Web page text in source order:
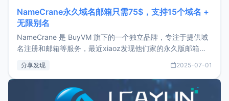
NameCrane永久域名邮箱只需75$，支持15个域名 +
无限别名
NameCrane 是 BuyVM 旗下的一个独立品牌，专注于提供域
名注册和邮箱等服务，最近xiaoz发现他们家的永久版邮箱服
又实惠的域名邮箱，不妨尝试一下 NameCrane。注册
NameCraneNameCrane不支持直接注册，必须要购买
分享发现 2025-07-01